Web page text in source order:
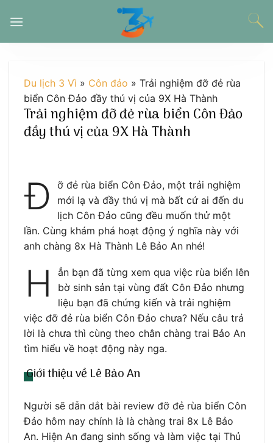
đến
Du lịch 3 Vì » Côn đảo » Trải nghiệm đỡ đẻ rùa
biển Côn Đảo đầy thú vị của 9X Hà Thành
Trải nghiệm đỡ đẻ rùa biển Côn Đảo
đầy thú vị của 9X Hà Thành
Đ
ỡ đẻ rùa biển Côn Đảo, một trải nghiệm
mới lạ và đầy thú vị mà bất cứ ai đến du
lịch Côn Đảo cũng đều muốn thử một
lần. Cùng khám phá hoạt động ý nghĩa này với
anh chàng 8x Hà Thành Lê Bảo An nhé!
H
ẳn bạn đã từng xem qua việc rùa biển lên
bờ sinh sản tại vùng đất Côn Đảo nhưng
liệu bạn đã chứng kiến và trải nghiệm
việc đỡ đẻ rùa biển Côn Đảo chưa? Nếu câu trả
lời là chưa thì cùng theo chân chàng trai Bảo An
tìm hiểu về hoạt động này nga.
Giới thiệu về Lê Bảo An
Người sẽ dẫn dắt bài review đỡ đẻ rùa biển Côn
Đảo hôm nay chính là là chàng trai 8x Lê Bảo
An. Hiện An đang sinh sống và làm việc tại Thủ